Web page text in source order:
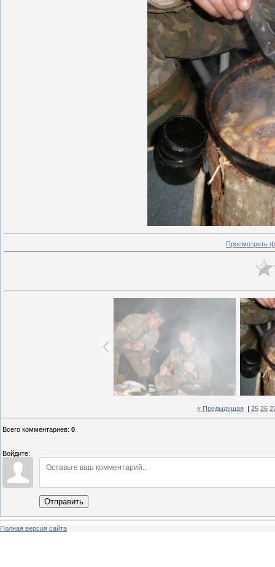
Просмотреть
« Предыдущая 25 26
Всего комментариев: 0
Войдите:
Отправить
Полная версия сайта